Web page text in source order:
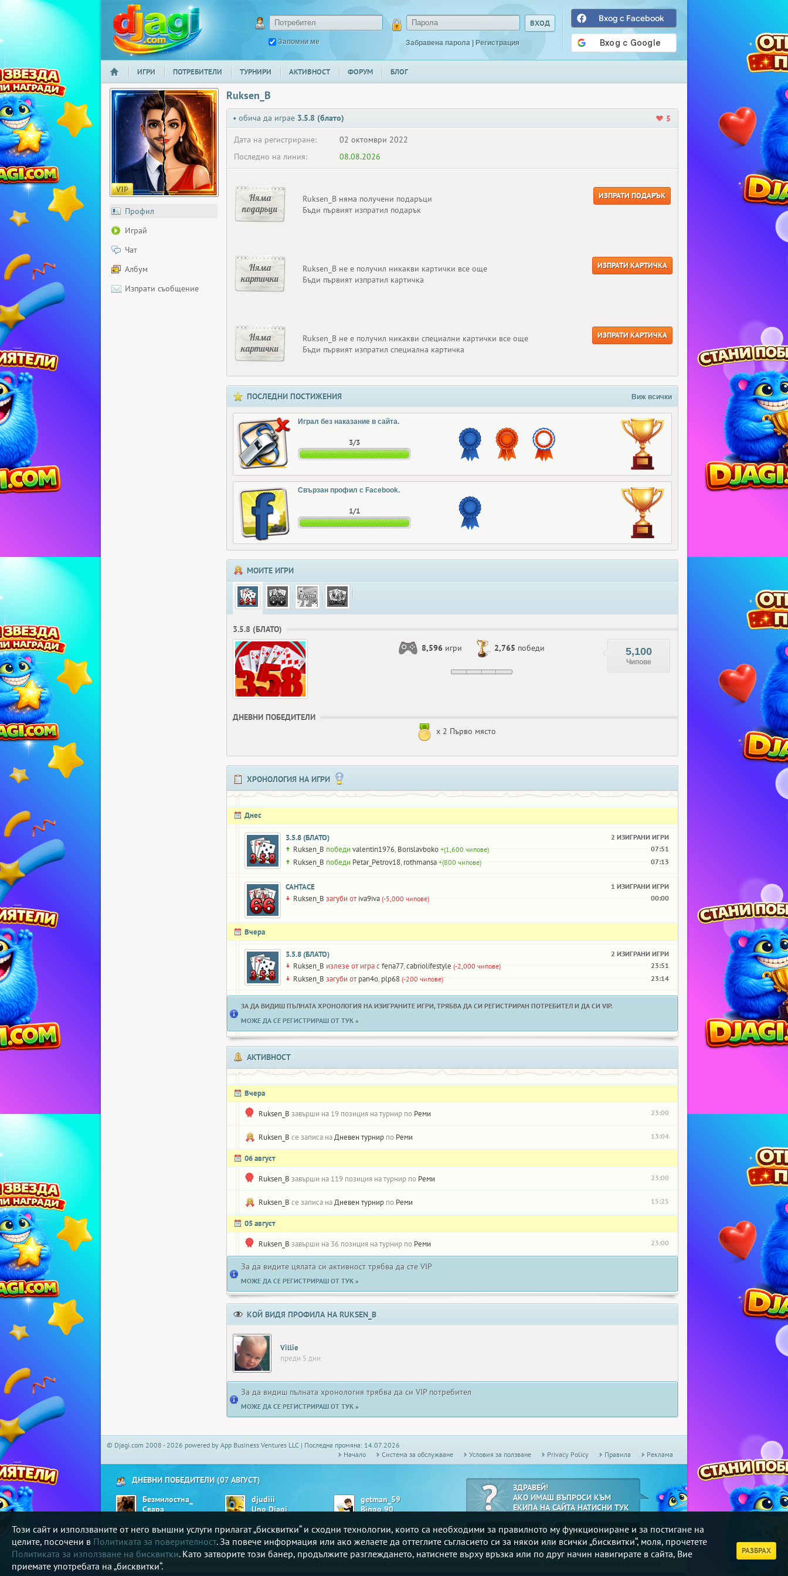
djagi.com
Запомни ме Забравена парола | Регистрация
Вход с Facebook
НАЧАЛО
ИГРИ ПОТРЕБИТЕЛИ ТУРНИРИ АКТИВНОСТ ФОРУМ БЛОГ
Профил
Играй
Чат
Албум
Изпрати съобщение
Ruksen_B
• обича да играе 3.5.8 (блато)
5
Дата на регистриране:
02 октомври 2022
Последно на линия:
08.08.2026
Няма
подаръци
Ruksen_B няма получени подаръци
Бъди първият изпратил подарък
ИЗПРАТИ ПОДАРЪК
Няма
картички
Ruksen_B не е получил никакви картички все още
Бъди първият изпратил картичка
ИЗПРАТИ КАРТИЧКА
Няма
картички
Ruksen_B не е получил никакви специални картички все още
Бъди първият изпратил специална картичка
ИЗПРАТИ КАРТИЧКА
ПОСЛЕДНИ ПОСТИЖЕНИЯ Виж всички
Играл без наказание в сайта.
3/3
Свързан профил с Facebook.
1/1
МОИТЕ ИГРИ
3.5.8 (БЛАТО)
8,596 игри 2,765 победи 5,100
Чипове
ДНЕВНИ ПОБЕДИТЕЛИ
x 2 Първо място
ХРОНОЛОГИЯ НА ИГРИ
Днес
3.5.8 (БЛАТО) 2 ИЗИГРАНИ ИГРИ
Ruksen_B победи valentin1976, Borislavboko +(1,600 чипове) 07:51
Ruksen_B победи Petar_Petrov18, rothmansa +(800 чипове) 07:13
САНТАСЕ 1 ИЗИГРАНИ ИГРИ
Ruksen_B загуби от iva9iva (-5,000 чипове) 00:00
Вчера
3.5.8 (БЛАТО) 2 ИЗИГРАНИ ИГРИ
Ruksen_B излезе от игра сfena77,cabriolifestyle (-2,000 чипове) 23:51
Ruksen_B загуби от pan4o, plp68 (-200 чипове) 23:14
ЗА ДА ВИДИШ ПЪЛНАТА ХРОНОЛОГИЯ НА ИЗИГРАНИТЕ ИГРИ, ТРЯБВА ДА СИ РЕГИСТРИРАН ПОТРЕБИТЕЛ И ДА СИ VIP.
МОЖЕ ДА СЕ РЕГИСТРИРАШ ОТ ТУК »
АКТИВНОСТ
Вчера
Ruksen_B завърши на 19 позиция на турнир по Реми 23:00
Ruksen_B се записа наДневен турнир по Реми 13:04
06 август
Ruksen_B завърши на 119 позиция на турнир по Реми 23:00
Ruksen_B се записа наДневен турнир по Реми 15:25
05 август
Ruksen_B завърши на 36 позиция на турнир по Реми 23:00
За да видите цялата си активност трябва да сте VIP
МОЖЕ ДА СЕ РЕГИСТРИРАШ ОТ ТУК »
КОЙ ВИДЯ ПРОФИЛА НА RUKSEN_B
Villie
преди 5 дни
За да видиш пълната хронология трябва да си VIP потребител
МОЖЕ ДА СЕ РЕГИСТРИРАШ ОТ ТУК »
Този сайт и използваните от него външни услуги прилагат „бисквитки“ и сходни технологии, които са необходими за правилното му функциониране и за постигане на
целите, посочени в Политиката за поверителност. За повече информация или ако желаете да оттеглите съгласието си за някои или всички „бисквитки“, моля, прочетете
Политиката за използване на бисквитки. Като затворите този банер, продължите разглеждането, натиснете върху връзка или по друг начин навигирате в сайта, Вие
приемате употребата на „бисквитки“.
РАЗБРАХ
© Djagi.com 2008 - 2026 powered by App Business Ventures LLC | Последна промяна: 14.07.2026
Начало
Системa за обслужване Условия за ползване Privacy Policy Правила Реклама
ДНЕВНИ ПОБЕДИТЕЛИ (07 АВГУСТ)
Безмилостна_
Свара
djudiii
Uno Djagi
getman_59
Bingo 90
angel_6
Драскулки
poro4nata
Белот - Висша лига
Sa-to-5524
Табла - Комбинирана
ЗДРАВЕЙ!
АКО ИМАШ ВЪПРОСИ КЪМ
ЕКИПА НА САЙТА НАТИСНИ ТУК
В djagi.com може да играете любимите си игри като